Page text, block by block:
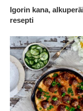
Igorin kana,
resepti